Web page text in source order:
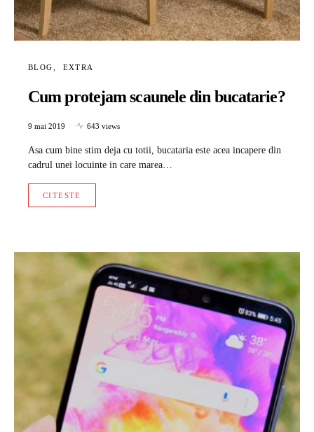
BLOG EXTRA
Cum protejam scaunele din bucatarie?
9 mai 2019 643 views
Asa cum bine stim deja cu totii, bucataria este acea incapere din
cadrul unei locuinte in care marea…
CITESTE